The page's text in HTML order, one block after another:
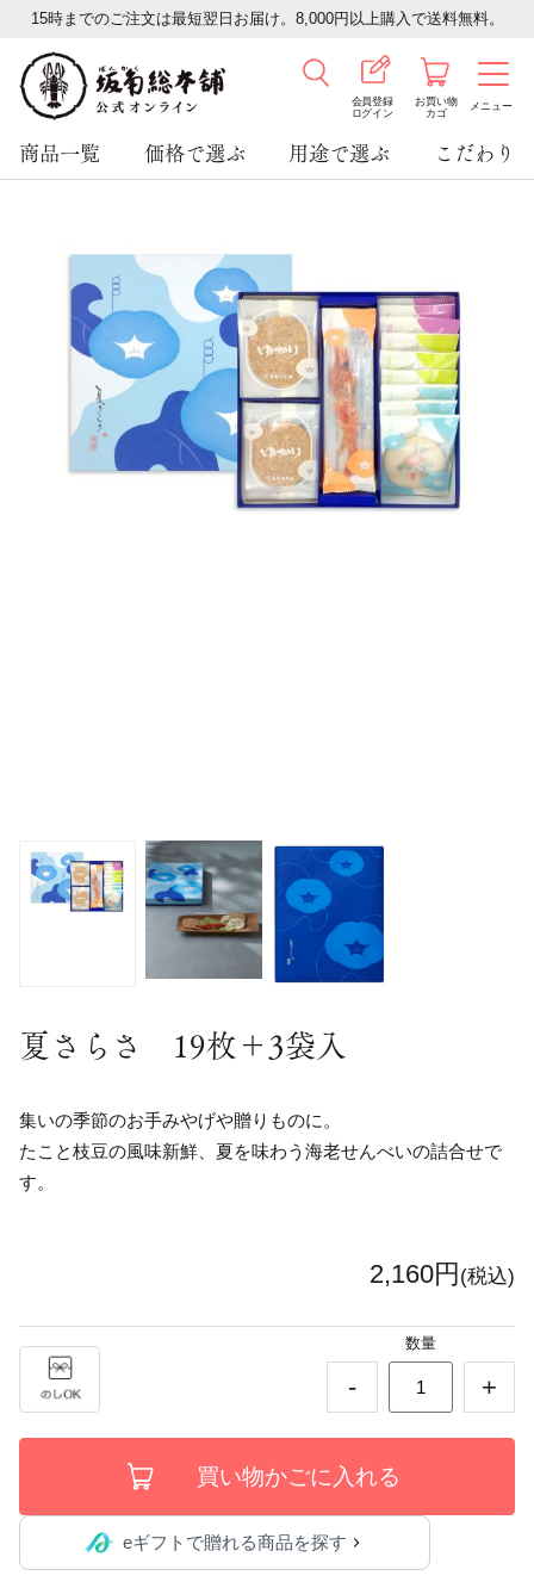
15時までのご注文は最短翌日お届け。8,000円以上購入で送料無料。
会員登録
ログイン
お買い物
カゴ
メニュー
商品一覧 価格で選ぶ 用途で選ぶ こだわり
夏さらさ 19枚＋3袋入
集いの季節のお手みやげや贈りものに。
たこと枝豆の風味新鮮、夏を味わう海老せんべいの詰合せで
す。
2,160円 (税込)
-
数量
+
eギフトで贈れる商品を探す